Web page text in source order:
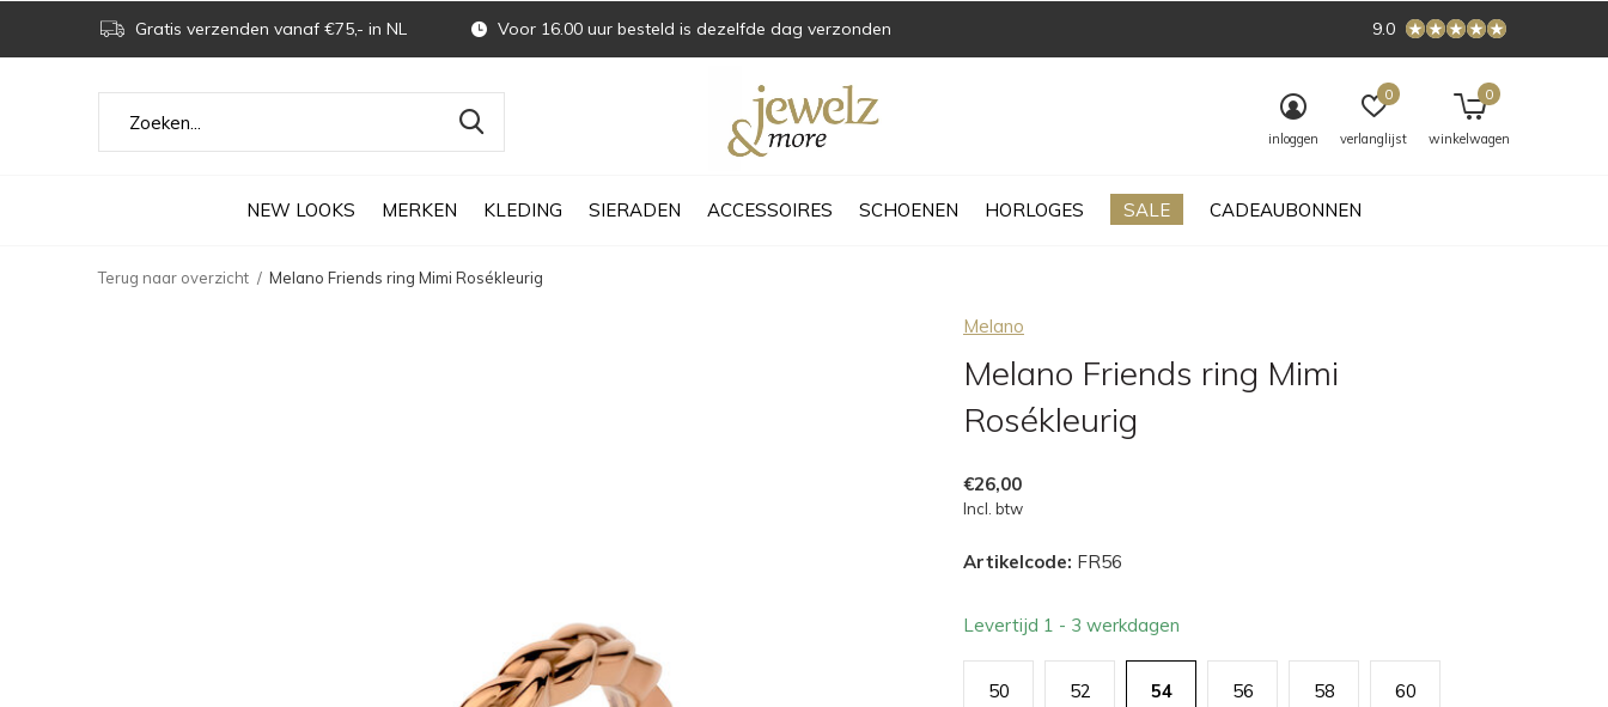
NEW LOOKS MERKEN KLEDING SIERADEN ACCESSOIRES SCHOENEN HORLOGES SALE CADEAUBONNEN
inloggen verlanglijst
0
winkelwagen
0
Gratis verzenden vanaf €75,- in NL Voor 16.00 uur besteld is dezelfde dag verzonden 9.0
Terug naar overzicht Melano Friends ring Mimi Rosékleurig
Melano
Melano Friends ring Mimi
Rosékleurig
€26,00
Incl. btw
Artikelcode: FR56
Levertijd 1 - 3 werkdagen
50 52 54 56 58 60